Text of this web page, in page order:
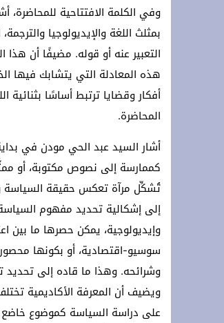
وفي الكلمة الافتتاحية للمحاضرة،
بمثلث اللغة والإيديولوجيا
التعبير عنه أو قوله. مضيفًا أن
هذه المعادلة التي يتشابك فيها
أفكار وقضايا ترتبط أساسًا بثنائية
المحاضرة.
أشار السيد عبد الحي مودن في
كممارسة إلى نصوص مكتوبة، أو
تُشكِّل مرآة تعكس حقيقة السياسة
إلى إشكالية تحديد مفهوم
وإيديولوجية، يمكن حصرها ما بين
سوسيو-اقتصادية، أو بكونها
وشرائحه. وهذا ما قاده إلى تحديد
ويضيف أن المعرفة الأكاديمية
على دراسة السياسة كموضوع خاضع